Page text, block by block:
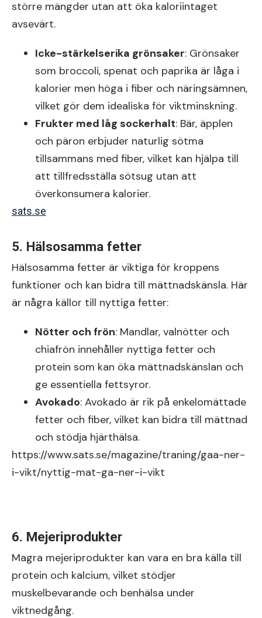
större mängder utan att öka kaloriintaget
avsevärt.
Icke-stärkelserika grönsaker: Grönsaker
som broccoli, spenat och paprika är låga i
kalorier men höga i fiber och näringsämnen,
vilket gör dem idealiska för viktminskning.
Frukter med låg sockerhalt: Bär, äpplen
och päron erbjuder naturlig sötma
tillsammans med fiber, vilket kan hjälpa till
att tillfredsställa sötsug utan att
överkonsumera kalorier.
sats.se
5. Hälsosamma fetter
Hälsosamma fetter är viktiga för kroppens
funktioner och kan bidra till mättnadskänsla. Här
är några källor till nyttiga fetter:
Nötter och frön: Mandlar, valnötter och
chiafrön innehåller nyttiga fetter och
protein som kan öka mättnadskänslan och
ge essentiella fettsyror.
Avokado: Avokado är rik på enkelomättade
fetter och fiber, vilket kan bidra till mättnad
och stödja hjärthälsa.
https://www.sats.se/magazine/traning/gaa-ner-
i-vikt/nyttig-mat-ga-ner-i-vikt
6. Mejeriprodukter
Magra mejeriprodukter kan vara en bra källa till
protein och kalcium, vilket stödjer
muskelbevarande och benhälsa under
viktnedgång.